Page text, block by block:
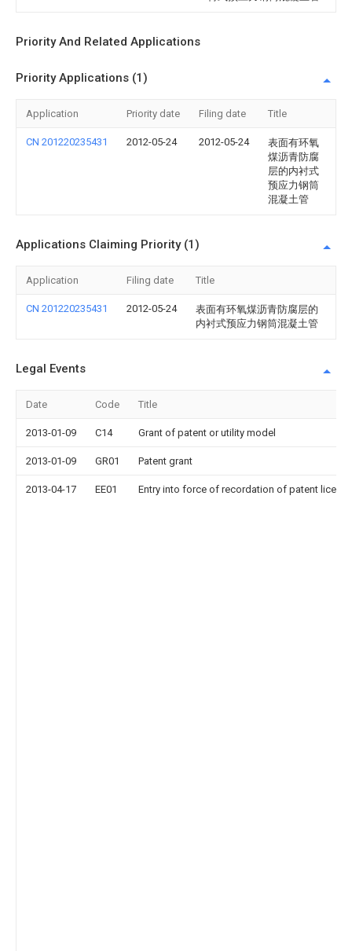
Priority And Related Applications
Priority Applications (1)
Application Priority date Filing date Title
CN 201220235431 2012-05-24 2012-05-24
表面有环氧
煤沥青防腐
层的内衬式
预应力钢筒
混凝土管
Applications Claiming Priority (1)
Application Filing date Title
CN 201220235431 2012-05-24
表面有环氧煤沥青防腐层的
内衬式预应力钢筒混凝土管
Legal Events
Date Code Title
2013-01-09 C14 Grant of patent or utility model
2013-01-09 GR01 Patent grant
2013-04-17 EE01 Entry into force of recordation of patent